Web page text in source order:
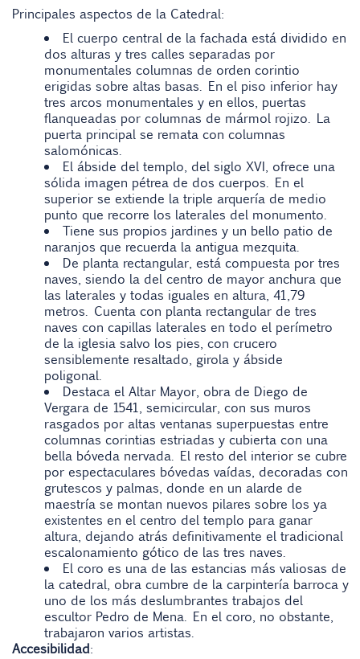
Principales aspectos de la Catedral:
El cuerpo central de la fachada está dividido en
dos alturas y tres calles separadas por
monumentales columnas de orden corintio
erigidas sobre altas basas. En el piso inferior hay
tres arcos monumentales y en ellos, puertas
flanqueadas por columnas de mármol rojizo. La
puerta principal se remata con columnas
salomónicas.
El ábside del templo, del siglo XVI, ofrece una
sólida imagen pétrea de dos cuerpos. En el
superior se extiende la triple arquería de medio
punto que recorre los laterales del monumento.
Tiene sus propios jardines y un bello patio de
naranjos que recuerda la antigua mezquita.
De planta rectangular, está compuesta por tres
naves, siendo la del centro de mayor anchura que
las laterales y todas iguales en altura, 41,79
metros. Cuenta con planta rectangular de tres
naves con capillas laterales en todo el perímetro
de la iglesia salvo los pies, con crucero
sensiblemente resaltado, girola y ábside
poligonal.
Destaca el Altar Mayor, obra de Diego de
Vergara de 1541, semicircular, con sus muros
rasgados por altas ventanas superpuestas entre
columnas corintias estriadas y cubierta con una
bella bóveda nervada. El resto del interior se cubre
por espectaculares bóvedas vaídas, decoradas con
grutescos y palmas, donde en un alarde de
maestría se montan nuevos pilares sobre los ya
existentes en el centro del templo para ganar
altura, dejando atrás definitivamente el tradicional
escalonamiento gótico de las tres naves.
El coro es una de las estancias más valiosas de
la catedral, obra cumbre de la carpintería barroca y
uno de los más deslumbrantes trabajos del
escultor Pedro de Mena. En el coro, no obstante,
trabajaron varios artistas.
Accesibilidad: